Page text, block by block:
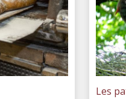
Les